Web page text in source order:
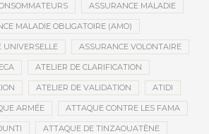
ASSURANCE MALADIE
MALADIE OBLIGATOIRE (AMO)
UNIVERSELLE ASSURANCE VOLONTAIRE
ATELIER DE CLARIFICATION
ATELIER DE VALIDATION ATIDI
ARMÉE ATTAQUE CONTRE LES FAMA
ATTAQUE DE TINZAOUATÈNE